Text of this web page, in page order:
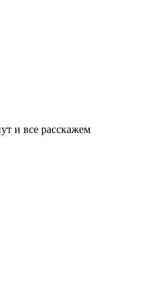
и все расскажем